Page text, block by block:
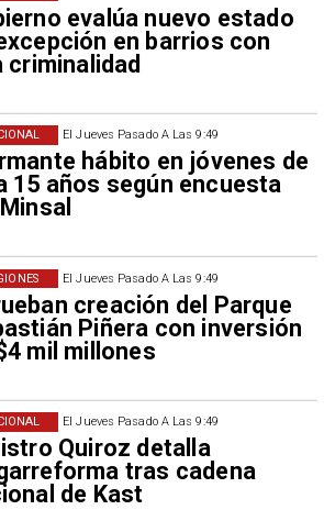
evalúa nuevo estado
en barrios con
criminalidad
El Jueves Pasado A Las 9:49
hábito en jóvenes de
15 años según encuesta
El Jueves Pasado A Las 9:49
creación del Parque
Piñera con inversión
mil millones
El Jueves Pasado A Las 9:49
Quiroz detalla
tras cadena
de Kast